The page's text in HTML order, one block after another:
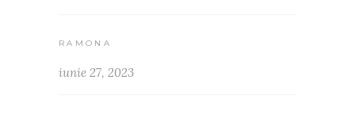
RAMONA
iunie 27, 2023